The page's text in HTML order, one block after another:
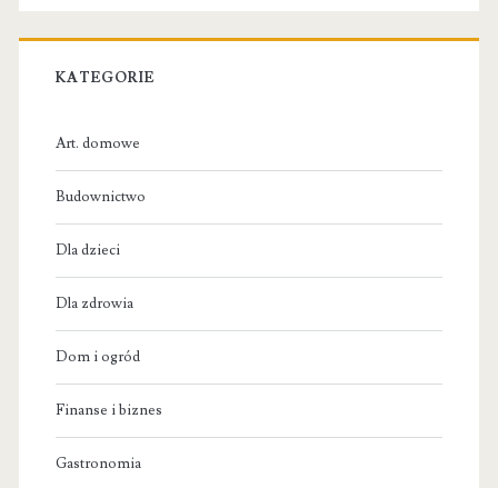
KATEGORIE
Art. domowe
Budownictwo
Dla dzieci
Dla zdrowia
Dom i ogród
Finanse i biznes
Gastronomia